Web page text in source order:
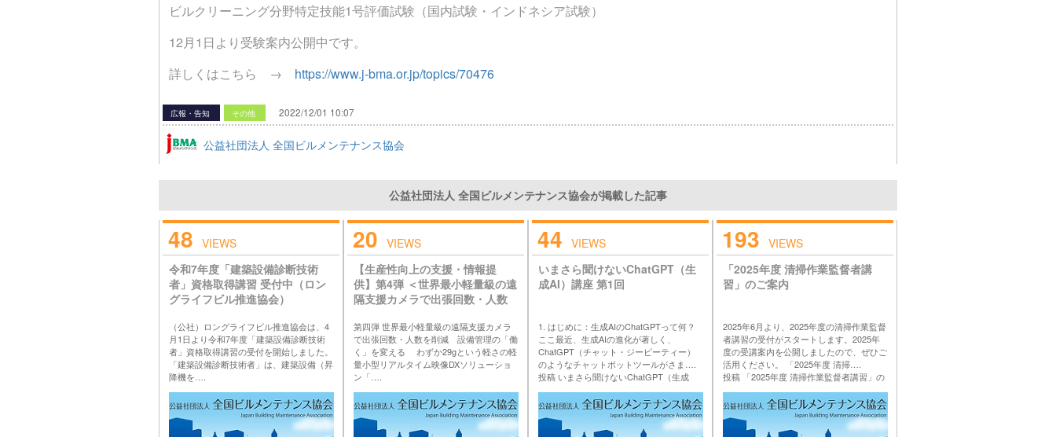
ビルクリーニング分野特定技能1号評価試験（国内試験・インドネシア試験）
12月1日より受験案内公開中です。
詳しくはこちら → https://www.j-bma.or.jp/topics/70476
広報・告知 その他 2022/12/01 10:07
公益社団法人 全国ビルメンテナンス協会
公益社団法人 全国ビルメンテナンス協会が掲載した記事
48 VIEWS
令和7年度「建築設備診断技術
者」資格取得講習 受付中（ロン
グライフビル推進協会）
（公社）ロングライフビル推進協会は、4
月1日より令和7年度「建築設備診断技術
者」資格取得講習の受付を開始しました。
「建築設備診断技術者」は、建築設備（昇
降機を….
格取得講習 受付中（ロングライフビル推
進協会） は 公益社団法人 全国ビルメンテ
ナンス協会 に最初に表示されました。
20 VIEWS
【生産性向上の支援・情報提
供】第4弾 ＜世界最小軽量級の遠
隔支援カメラで出張回数・人数
変える＞
第四弾 世界最小軽量級の遠隔支援カメラ
で出張回数・人数を削減 設備管理の「働
く」を変える わずか29gという軽さの軽
量小型リアルタイム映像DXソリューショ
ン「….
弾 ＜世界最小軽量級の遠隔支援カメラで
出張回数・人数を削減 設備管理の「働
く」を変える＞ は 公益社団法人 全国ビル
44 VIEWS
いまさら聞けないChatGPT（生
成AI）講座 第1回
1. はじめに：生成AIのChatGPTって何？
ここ最近、生成AIの進化が著しく、
ChatGPT（チャット・ジーピーティー）
のようなチャットボットツールがさま….
投稿 いまさら聞けないChatGPT（生成
メンテナンス協会 に最初に表示されまし
た。
193 VIEWS
「2025年度 清掃作業監督者講
習」のご案内
2025年6月より、2025年度の清掃作業監督
者講習の受付がスタートします。2025年
度の受講案内を公開しましたので、ぜひご
活用ください。 「2025年度 清掃….
投稿 「2025年度 清掃作業監督者講習」の
ンス協会 に最初に表示されました。
…